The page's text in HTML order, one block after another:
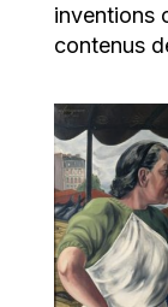
inventions
contenus